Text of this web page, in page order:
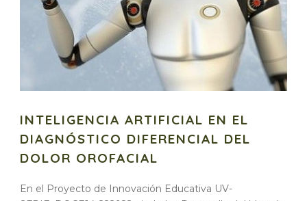
INTELIGENCIA ARTIFICIAL EN EL
DIAGNÓSTICO DIFERENCIAL DEL
DOLOR OROFACIAL
En el Proyecto de Innovación Educativa UV-